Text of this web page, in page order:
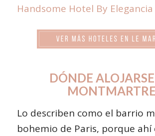
Handsome Hotel By Elegancia
DÓNDE
MONTMARTRE
Lo describen como el barrio
bohemio de Paris, porque ahí